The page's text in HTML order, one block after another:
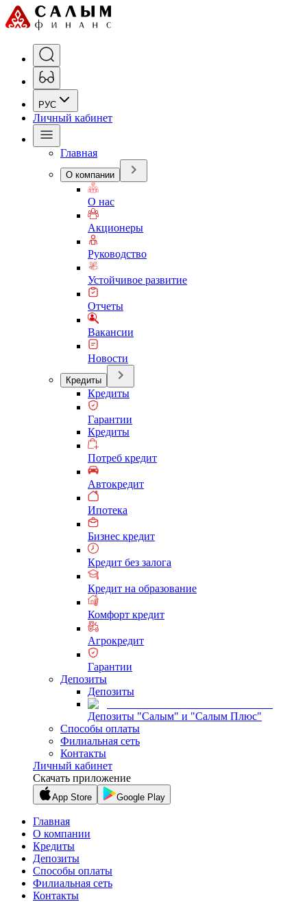
РУС
Личный кабинет
Главная
О компании
О нас
Акционеры
Руководство
Устойчивое развитие
Отчеты
Вакансии
Новости
Кредиты
Кредиты
Гарантии
Кредиты
Потреб кредит
Автокредит
Ипотека
Бизнес кредит
Кредит без залога
Кредит на образование
Комфорт кредит
Агрокредит
Гарантии
Депозиты
Депозиты
Депозиты "Салым" и "Салым Плюс"
Способы оплаты
Филиальная сеть
Контакты
Личный кабинет
Скачать приложение
App Store Google Play
Главная
О компании
Кредиты
Депозиты
Способы оплаты
Филиальная сеть
Контакты